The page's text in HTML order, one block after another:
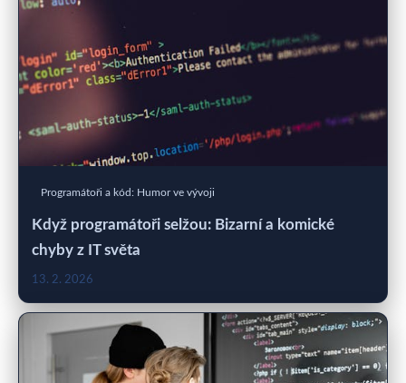
Programátoři a kód: Humor ve vývoji
Když programátoři selžou: Bizarní a komické
chyby z IT světa
13. 2. 2026